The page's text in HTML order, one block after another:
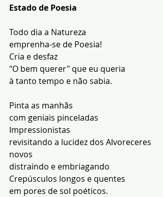
Estado de Poesia
Todo dia a Natureza
emprenha-se de Poesia!
Cria e desfaz
"O bem querer" que eu queria
à tanto tempo e não sabia.
Pinta as manhãs
com geniais pinceladas
Impressionistas
revisitando a lucidez dos Alvoreceres
novos
distraindo e embriagando
Crepúsculos longos e quentes
em pores de sol poéticos.